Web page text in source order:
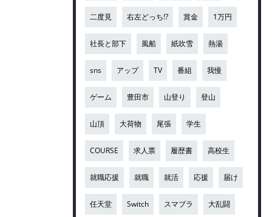
二度見 右左どっち!? 賞金 1万円
社長と部下 風船 紙吹雪 熱湯
sns アップ TV 番組 我慢
ゲーム 豊田市 山登り 登山
山頂 大荷物 尾張 学生
COURSE 求人票 履歴書 高校生
就職応援 就職 就活 応援 届け
任天堂 Switch スマブラ 大乱闘